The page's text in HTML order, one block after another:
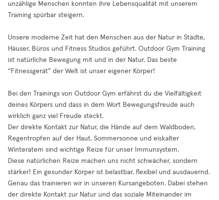
unzählige Menschen konnten ihre Lebensqualität mit unserem
Training spürbar steigern.
Unsere moderne Zeit hat den Menschen aus der Natur in Städte,
Häuser, Büros und Fitness Studios geführt. Outdoor Gym Training
ist natürliche Bewegung mit und in der Natur. Das beste
“Fitnessgerät” der Welt ist unser eigener Körper!
Bei den Trainings von Outdoor Gym erfährst du die Vielfältigkeit
deines Körpers und dass in dem Wort Bewegungsfreude auch
wirklich ganz viel Freude steckt.
Der direkte Kontakt zur Natur, die Hände auf dem Waldboden,
Regentropfen auf der Haut, Sommersonne und eiskalter
Winteratem sind wichtige Reize für unser Immunsystem.
Diese natürlichen Reize machen uns nicht schwächer, sondern
stärker! Ein gesunder Körper ist belastbar, flexibel und ausdauernd.
Genau das trainieren wir in unseren Kursangeboten. Dabei stehen
der direkte Kontakt zur Natur und das soziale Miteinander im